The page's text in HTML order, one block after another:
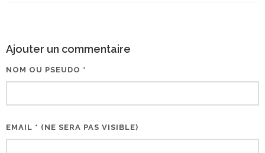
Ajouter un commentaire
NOM OU PSEUDO *
EMAIL * (NE SERA PAS VISIBLE)